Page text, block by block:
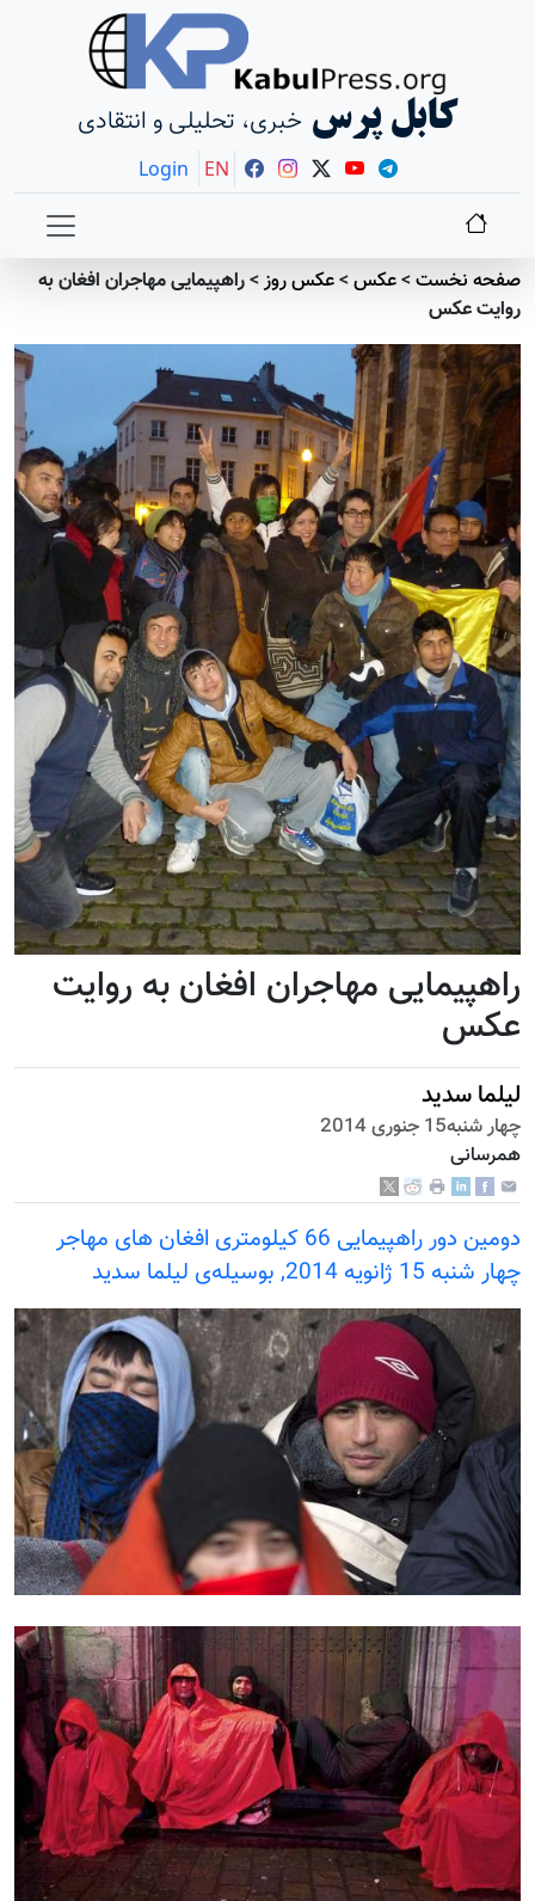
کابل پرس خبری، تحلیلی و انتقادی
Login EN
صفحه نخست>عکس>عکس روز>راهپیمایی مهاجران افغان به
روایت عکس
راهپیمایی مهاجران افغان به روایت
عکس
لیلما سدید
چهار شنبه15 جنوری 2014
همرسانی
دومین دور راهپیمایی 66 کیلومتری افغان های مهاجر
چهار شنبه 15 ژانويه 2014, بوسيله‌ى لیلما سدید